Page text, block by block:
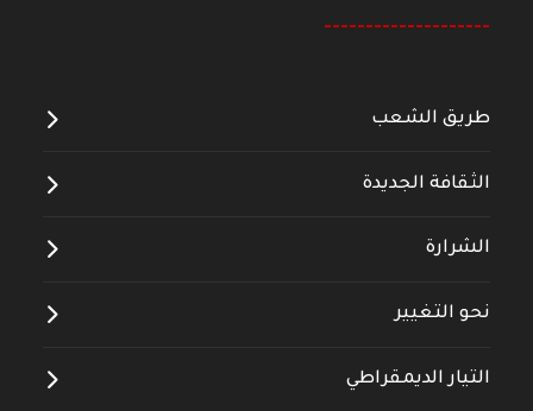
--------------------
طريق الشعب
الثقافة الجديدة
الشرارة
نحو التغيير
التيار الديمقراطي